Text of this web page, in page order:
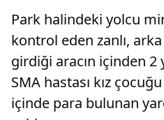
Park halindeki yolcu
kontrol eden zanlı, arka
girdiği aracın içinden 2
SMA hastası kız
içinde para bulunan